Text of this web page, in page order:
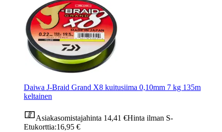
Daiwa J-Braid Grand X8 kuitusiima 0,10mm 7 kg 135m
keltainen
Asiakasomistajahinta 14,41 €Hinta ilman S-
Etukorttia:16,95 €